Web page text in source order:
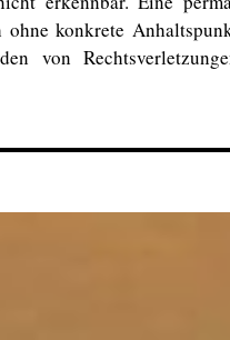
konkrete
von